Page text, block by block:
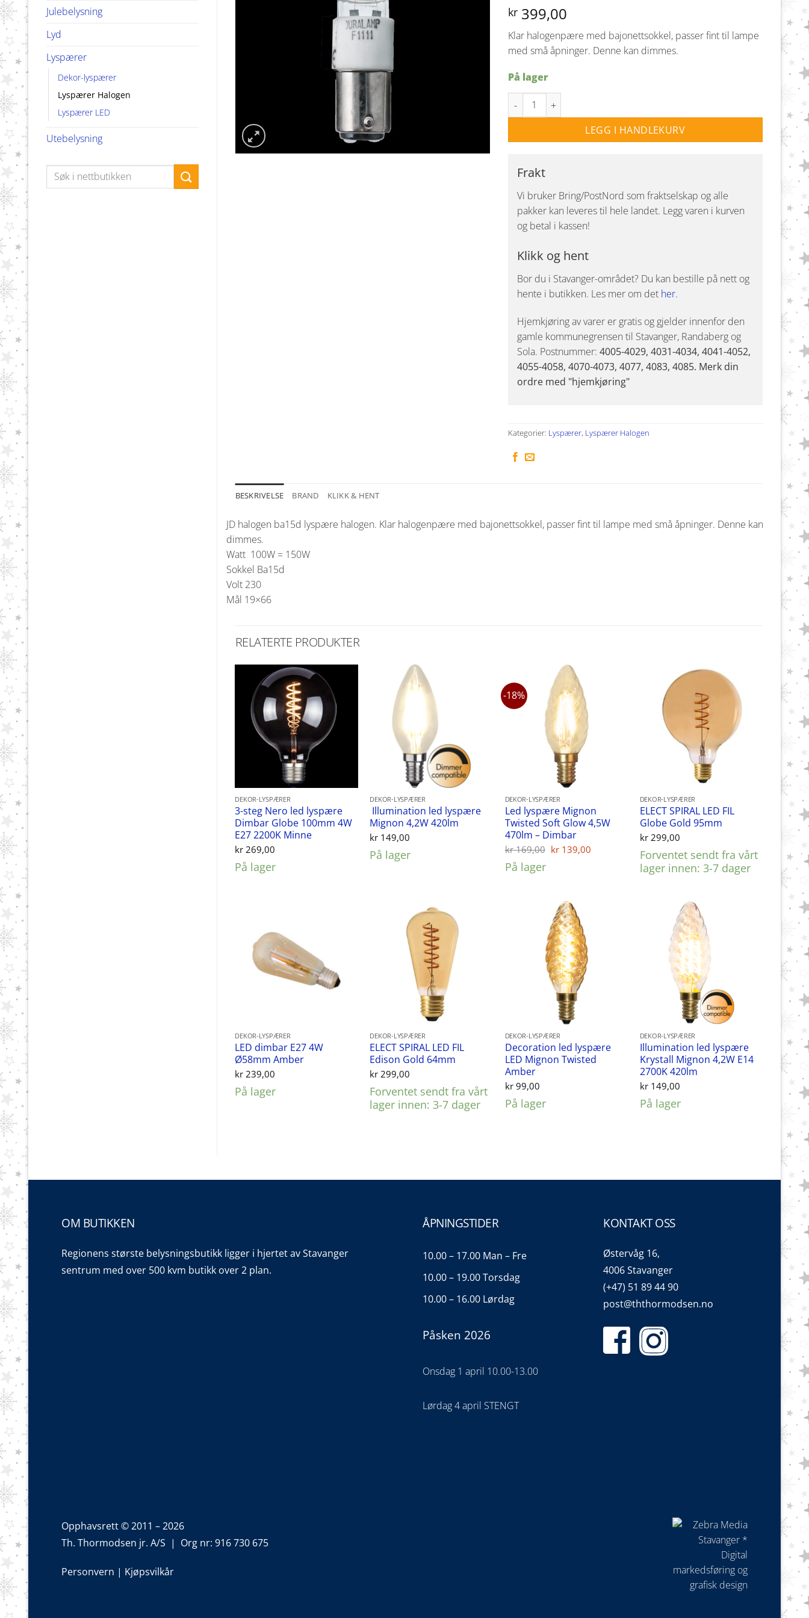
Julebelysning
Lyd
Lyspærer
Dekor-lyspærer
Lyspærer Halogen
Lyspærer LED
Utebelysning
Søk
kr399,00
Klar halogenpære med bajonettsokkel, passer fint til lampe
med små åpninger. Denne kan dimmes.
På lager
JD halogen halolux eco klar Ba15d 150W antall
LEGG I HANDLEKURV
Frakt
Vi bruker Bring/PostNord som fraktselskap og alle
pakker kan leveres til hele landet. Legg varen i kurven
og betal i kassen!
Klikk og hent
Bor du i Stavanger-området? Du kan bestille på nett og
hente i butikken. Les mer om det her.
Hjemkjøring av varer er gratis og gjelder innenfor den
gamle kommunegrensen til Stavanger, Randaberg og
Sola. Postnummer: 4005-4029, 4031-4034, 4041-4052,
4055-4058, 4070-4073, 4077, 4083, 4085. Merk din
ordre med "hjemkjøring"
Kategorier: Lyspærer, Lyspærer Halogen
BESKRIVELSE BRAND KLIKK & HENT
JD halogen ba15d lyspære halogen. Klar halogenpære med bajonettsokkel, passer fint til lampe med små åpninger. Denne kan
dimmes.
Watt 100W = 150W
Sokkel Ba15d
Volt 230
Mål 19×66
RELATERTE PRODUKTER
DEKOR-LYSPÆRER
3-steg Nero led lyspære
Dimbar Globe 100mm 4W
E27 2200K Minne
kr 269,00
På lager
DEKOR-LYSPÆRER
Illumination led lyspære
Mignon 4,2W 420lm
kr 149,00
På lager
-18%
DEKOR-LYSPÆRER
Led lyspære Mignon
Twisted Soft Glow 4,5W
470lm – Dimbar
kr169,00 Opprinnelig
kr 139,00 Nåværende
På lager
DEKOR-LYSPÆRER
ELECT SPIRAL LED FIL
Globe Gold 95mm
kr299,00
Forventet sendt fra vårt
lager innen: 3-7 dager
DEKOR-LYSPÆRER
LED dimbar E27 4W
Ø58mm Amber
kr 239,00
På lager
DEKOR-LYSPÆRER
ELECT SPIRAL LED FIL
Edison Gold 64mm
kr 299,00
Forventet sendt fra vårt
lager innen: 3-7 dager
DEKOR-LYSPÆRER
Decoration led lyspære
LED Mignon Twisted
Amber
kr99,00
På lager
DEKOR-LYSPÆRER
Illumination led lyspære
Krystall Mignon 4,2W E14
2700K 420lm
kr149,00
På lager
OM BUTIKKEN
Regionens største belysningsbutikk ligger i hjertet av Stavanger
sentrum med over 500 kvm butikk over 2 plan.
ÅPNINGSTIDER
10.00 – 17.00 Man – Fre
10.00 – 19.00 Torsdag
10.00 – 16.00 Lørdag
Påsken 2026
Onsdag 1 april 10.00-13.00
Lørdag 4 april STENGT
KONTAKT OSS
Østervåg 16,
4006 Stavanger
(+47) 51 89 44 90
post@ththormodsen.no
Opphavsrett © 2011 – 2026
Th. Thormodsen jr. A/S | Org nr: 916 730 675
Personvern | Kjøpsvilkår